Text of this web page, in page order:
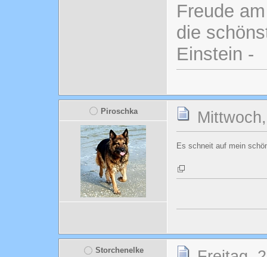
Freude
die
Einstein -
Piroschka
Es schneit auf mein
Storchenelke